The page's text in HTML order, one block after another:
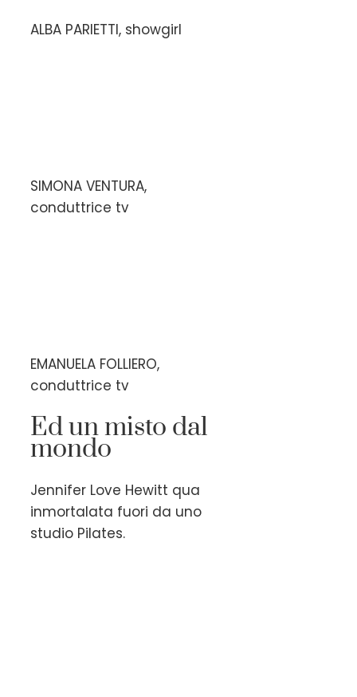
ALBA PARIETTI, showgirl
SIMONA VENTURA,
conduttrice tv
EMANUELA FOLLIERO,
conduttrice tv
Ed un misto dal
mondo
Jennifer Love Hewitt qua
inmortalata fuori da uno
studio Pilates.